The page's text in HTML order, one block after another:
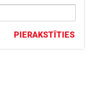
PIERAKSTĪTIES